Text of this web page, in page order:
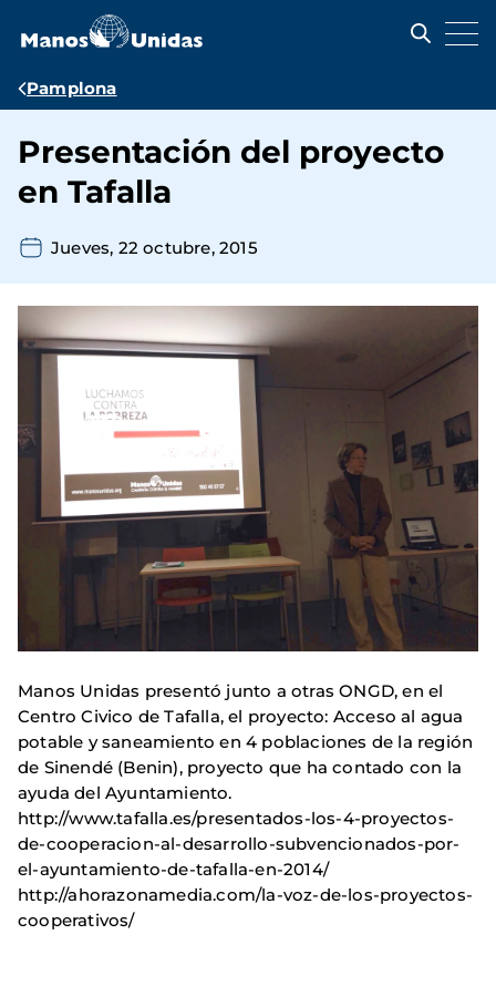
contenido
Ruta
navegación
Pamplona
Presentación del proyecto
en Tafalla
Jueves, 22 octubre, 2015
Manos Unidas presentó junto a otras ONGD, en el
Centro Civico de Tafalla, el proyecto: Acceso al agua
potable y saneamiento en 4 poblaciones de la región
de Sinendé (Benin), proyecto que ha contado con la
ayuda del Ayuntamiento.
http://www.tafalla.es/presentados-los-4-proyectos-
de-cooperacion-al-desarrollo-subvencionados-por-
el-ayuntamiento-de-tafalla-en-2014/
http://ahorazonamedia.com/la-voz-de-los-proyectos-
cooperativos/